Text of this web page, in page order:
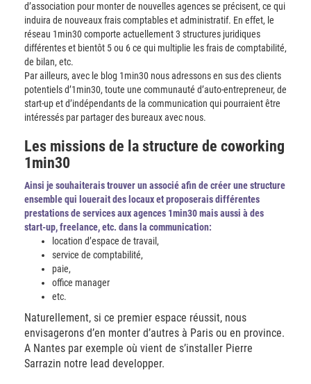
d’association pour monter de nouvelles agences se précisent, ce qui
induira de nouveaux frais comptables et administratif. En effet, le
réseau 1min30 comporte actuellement 3 structures juridiques
différentes et bientôt 5 ou 6 ce qui multiplie les frais de comptabilité,
de bilan, etc.
Par ailleurs, avec le blog 1min30 nous adressons en sus des clients
potentiels d’1min30, toute une communauté d’auto-entrepreneur, de
start-up et d’indépendants de la communication qui pourraient être
intéressés par partager des bureaux avec nous.
Les missions de la structure de coworking
1min30
Ainsi je souhaiterais trouver un associé afin de créer une structure
ensemble qui louerait des locaux et proposerais différentes
prestations de services aux agences 1min30 mais aussi à des
start-up, freelance, etc. dans la communication:
location d’espace de travail,
service de comptabilité,
paie,
office manager
etc.
Naturellement, si ce premier espace réussit, nous
envisagerons d’en monter d’autres à Paris ou en province.
A Nantes par exemple où vient de s’installer Pierre
Sarrazin notre lead developper.